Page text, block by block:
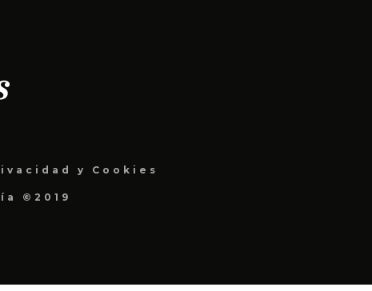
y Cookies
©2019